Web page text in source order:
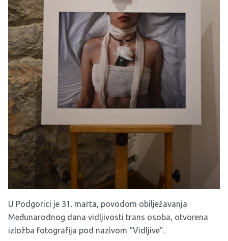
U Podgorici je 31. marta, povodom obilježavanja
Međunarodnog dana vidljivosti trans osoba, otvorena
izložba fotografija pod nazivom “Vidljive”.